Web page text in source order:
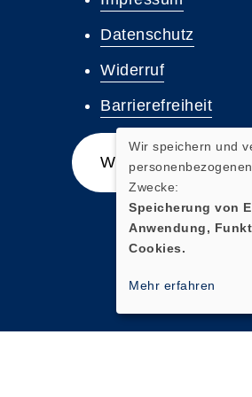
Datenschutz
Widerruf
Barrierefreiheit
Widerrufsformular
Wir speichern und
Zwecke:
Speicherung von
Anwendung,
Cookies.
Mehr erfahren